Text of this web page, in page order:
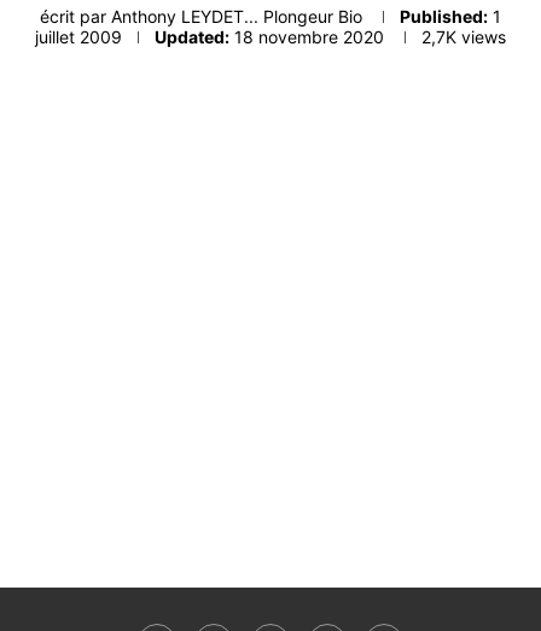
écrit par Anthony LEYDET... Plongeur Bio Published: 1
juillet 2009
Updated: 18 novembre 2020 2,7K views